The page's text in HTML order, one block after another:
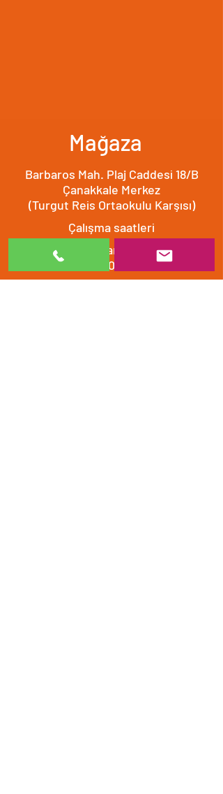
Mağaza
Barbaros Mah. Plaj Caddesi 18/B
Çanakkale Merkez
(Turgut Reis Ortaokulu Karşısı)
Çalışma saatleri
Hafta içi ve Cumartesi
8.30 - 20.00
​​Pazar 10.00 - 20.00